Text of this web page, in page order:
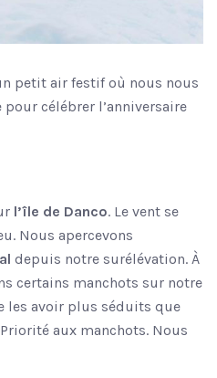
petit air festif où nous nous
célébrer l’anniversaire
l’île de Danco. Le vent se
Nous apercevons
depuis notre surélévation. À
certains manchots sur notre
les avoir plus séduits que
aux manchots. Nous